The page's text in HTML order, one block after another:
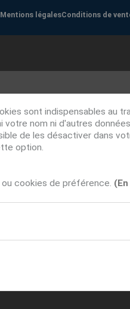
Mentions légalesConditions de
sont indispensables au
nom ni d'autres
de les désactiver dans
option.
cookies de préférence.